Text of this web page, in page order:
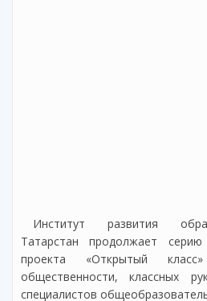
Институт развития
Татарстан продолжает
проекта «Открытый
общественности, классных
специалистов